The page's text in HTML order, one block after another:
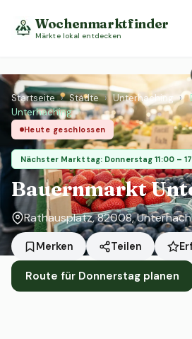
Wochenmarktfinder
Märkte lokal entdecken
Startseite › Städte › Unterhaching ›
Unterhaching
Heute geschlossen
Nächster Markttag: Donnerstag 11:00 –
Bauernmarkt
Rathausplatz, 82008,
Merken Teilen
Route für Donnerstag planen